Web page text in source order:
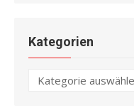
Kategorien
Kategorien